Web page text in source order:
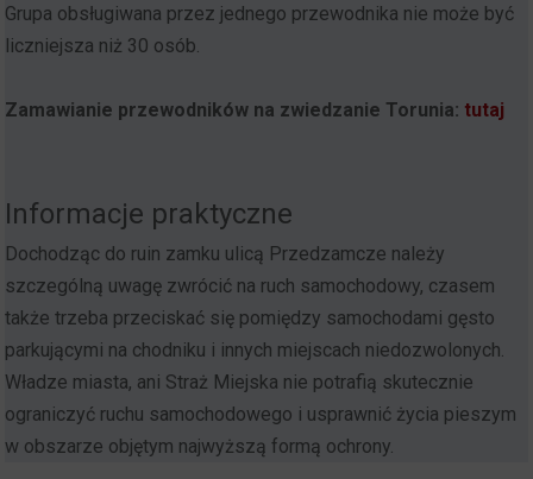
Grupa obsługiwana przez jednego przewodnika nie może być
liczniejsza niż 30 osób.
Zamawianie przewodników na zwiedzanie Torunia: tutaj
Informacje praktyczne
Dochodząc do ruin zamku ulicą Przedzamcze należy
szczególną uwagę zwrócić na ruch samochodowy, czasem
także trzeba przeciskać się pomiędzy samochodami gęsto
parkującymi na chodniku i innych miejscach niedozwolonych.
Władze miasta, ani Straż Miejska nie potrafią skutecznie
ograniczyć ruchu samochodowego i usprawnić życia pieszym
w obszarze objętym najwyższą formą ochrony.